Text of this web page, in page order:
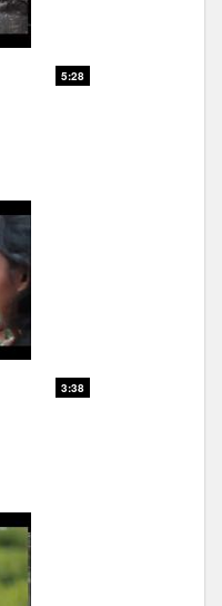
5:28
3:38